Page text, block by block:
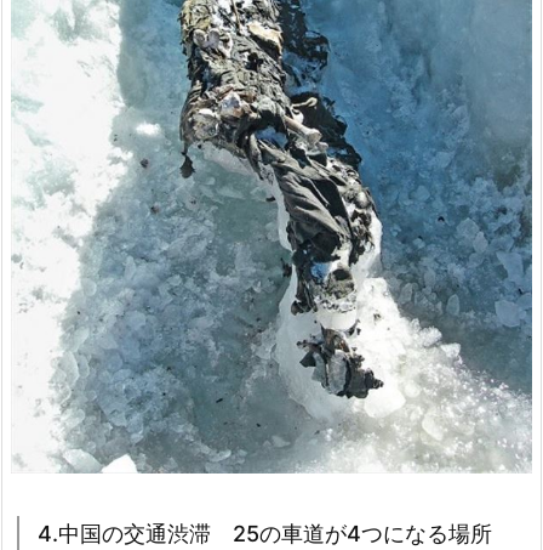
4.中国の交通渋滞 25の車道が4つになる場所